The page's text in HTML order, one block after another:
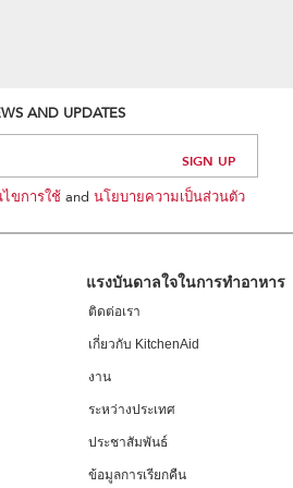
AND UPDATES
ไขการใช้and นโยบายความเป็นส่วนตัว
แรงบันดาลใจในการทำอาหาร
ติดต่อเรา
เกี่ยวกับ KitchenAid
งาน
ระหว่างประเทศ
ประชาสัมพันธ์
ข้อมูลการเรียกคืน